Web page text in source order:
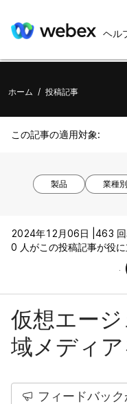
ヘル
ホーム / 投稿記事
この記事の適用対象:
製品 業種別
2024年12月06日 | 463 回
0 人がこの投稿記事が役
仮想エー
域メディ
フィードバッ